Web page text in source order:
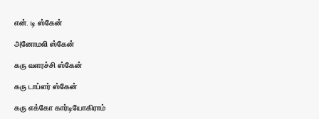
என். டி ஸ்கேன்
அனோமலி ஸ்கேன்
கரு வளரச்சி ஸ்கேன்
கரு டாப்ளர் ஸ்கேன்
கரு எக்கோ கார்டியோகிராம்